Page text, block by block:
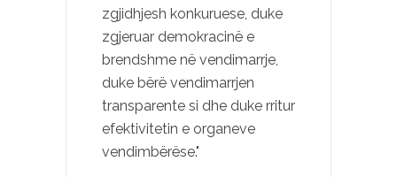
zgjidhjesh konkuruese, duke
zgjeruar demokracinë e
brendshme në vendimarrje,
duke bërë vendimarrjen
transparente si dhe duke rritur
efektivitetin e organeve
vendimbërëse."